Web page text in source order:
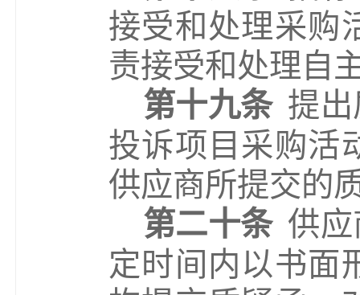
接受和处理采购
责接受和处理自
第十九条 提
投诉项目采购活
供应商所提交的
第二十条 供
定时间内以书面